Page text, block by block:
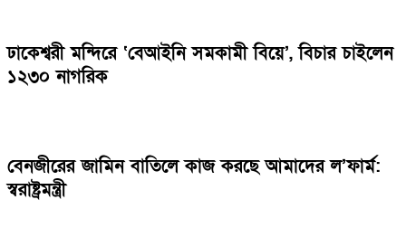
ঢাকেশ্বরী মন্দিরে ‘বেআইনি সমকামী বিয়ে’, বিচার চাইলেন
১২৩০ নাগরিক
বেনজীরের জামিন বাতিলে কাজ করছে আমাদের ল’ফার্ম:
স্বরাষ্ট্রমন্ত্রী